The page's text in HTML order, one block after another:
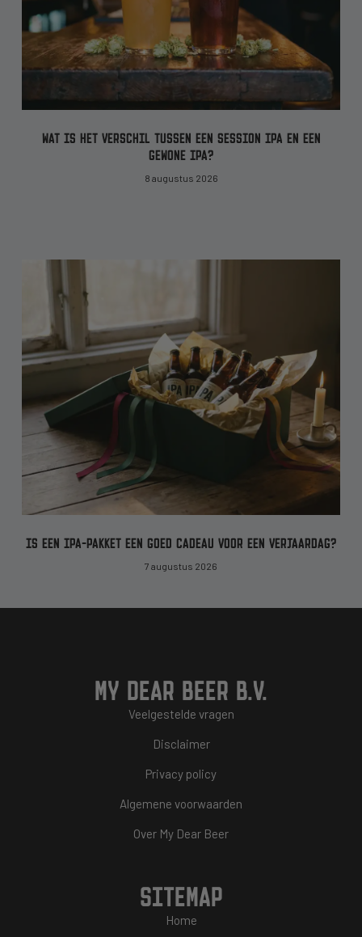
WAT IS HET VERSCHIL TUSSEN EEN SESSION IPA EN EEN
GEWONE IPA?
8 augustus 2026
IS EEN IPA-PAKKET EEN GOED CADEAU VOOR EEN VERJAARDAG?
7 augustus 2026
MY DEAR BEER B.V.
Veelgestelde vragen
Disclaimer
Privacy policy
Algemene voorwaarden
Over My Dear Beer
SITEMAP
Home